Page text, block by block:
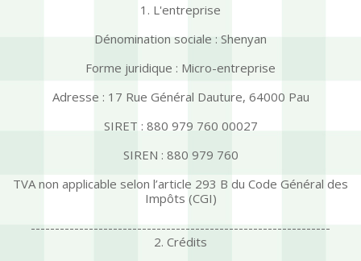
1. L'entreprise
Dénomination sociale : Shenyan
Forme juridique : Micro-entreprise
Adresse : 17 Rue Général Dauture, 64000 Pau
SIRET : 880 979 760 00027
SIREN : 880 979 760
TVA non applicable selon l’article 293 B du Code Général des
Impôts (CGI)
--------------------------------------------------------------
2. Crédits